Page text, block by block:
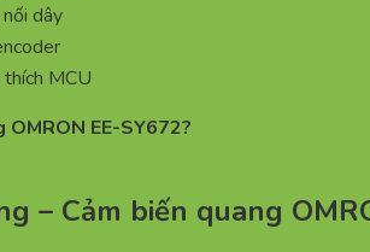
dây
MCU
EE-SY672?
– Cảm biến quang